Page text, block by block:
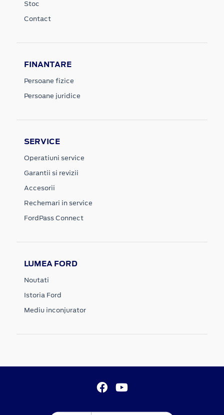
Stoc
Contact
FINANTARE
Persoane fizice
Persoane juridice
SERVICE
Operatiuni service
Garantii si revizii
Accesorii
Rechemari in service
FordPass Connect
LUMEA FORD
Noutati
Istoria Ford
Mediu inconjurator